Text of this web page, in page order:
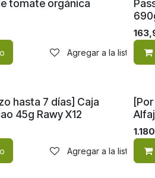
tomate orgánica
Agregar a la lista de
hasta 7 días] Caja
45g Rawy X12
Agregar a la lista de